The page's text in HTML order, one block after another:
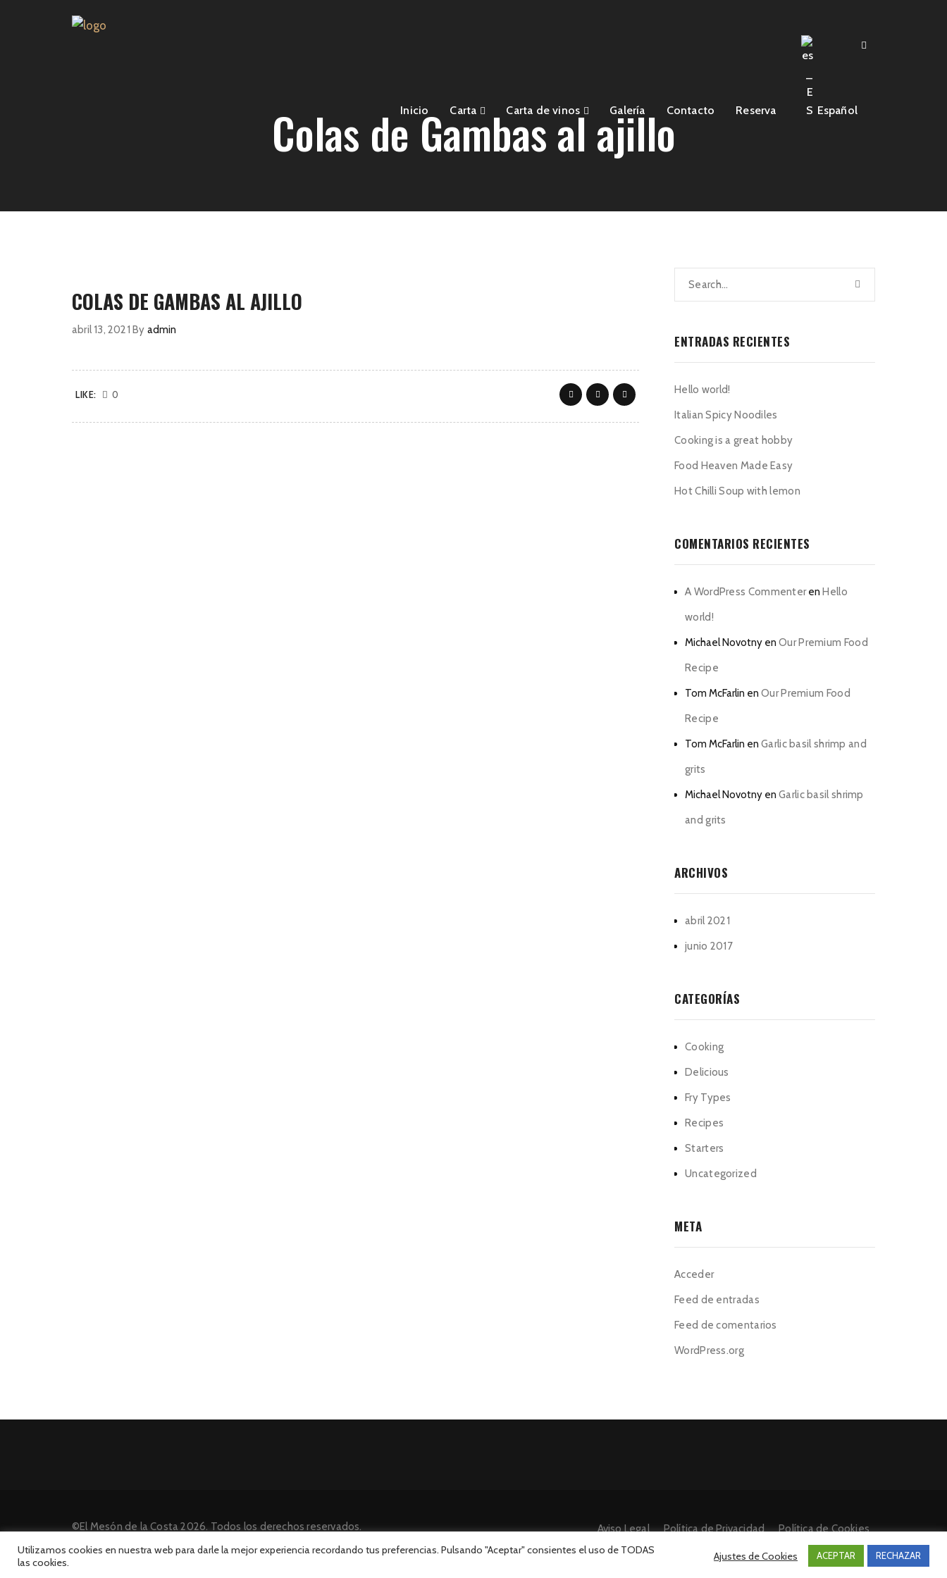
Inicio Carta Carta de vinos Galería Contacto Reserva Español
Colas de Gambas al ajillo
COLAS DE GAMBAS AL AJILLO
abril 13, 2021 By admin
LIKE: 0
ENTRADAS RECIENTES
Hello world!
Italian Spicy Noodiles
Cooking is a great hobby
Food Heaven Made Easy
Hot Chilli Soup with lemon
COMENTARIOS RECIENTES
A WordPress CommenterenHello
world!
Michael Novotny en Our Premium Food
Recipe
Tom McFarlin en Our Premium Food
Recipe
Tom McFarlin en Garlic basil shrimp and
grits
Michael Novotny en Garlic basil shrimp
and grits
ARCHIVOS
abril 2021
junio 2017
CATEGORÍAS
Cooking
Delicious
Fry Types
Recipes
Starters
Uncategorized
META
Acceder
Feed de entradas
Feed de comentarios
WordPress.org
©El Mesón de la Costa 2026. Todos los derechos reservados.
Desarrollado por INFORmedia
Aviso Legal Política de Privacidad
Política de Cookies
Utilizamos cookies en nuestra web para darle la mejor experiencia recordando tus preferencias. Pulsando "Aceptar" consientes el uso de TODAS
las cookies.
Ajustes de Cookies ACEPTAR RECHAZAR